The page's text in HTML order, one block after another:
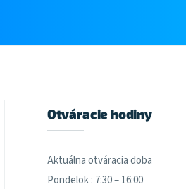
Otváracie hodiny
Aktuálna otváracia doba
Pondelok : 7:30 – 16:00